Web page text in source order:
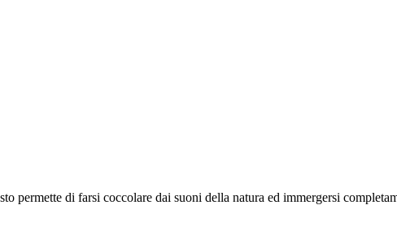
permette di farsi coccolare dai suoni della natura ed immergersi